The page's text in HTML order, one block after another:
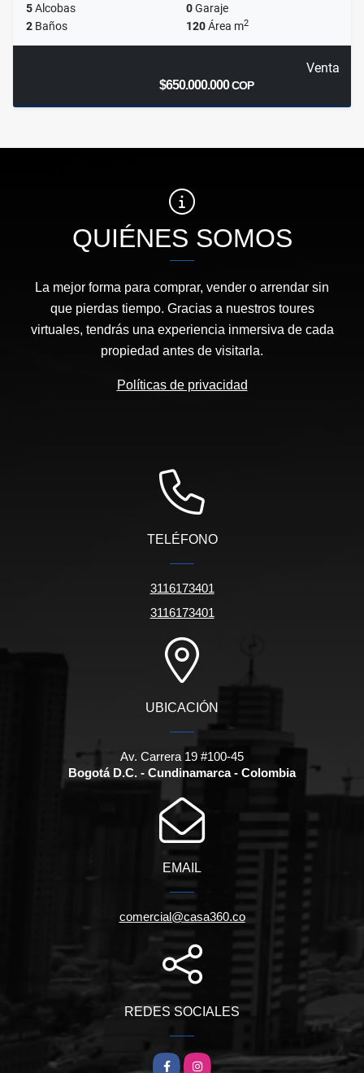
5Alcobas 0Garaje
2 Baños 120Área m2
Venta
$650.000.000COP
QUIÉNES SOMOS
La mejor forma para comprar, vender o arrendar sin
que pierdas tiempo. Gracias a nuestros toures
virtuales, tendrás una experiencia inmersiva de cada
propiedad antes de visitarla.
Políticas de privacidad
TELÉFONO
3116173401
3116173401
UBICACIÓN
Av. Carrera 19 #100-45
Bogotá D.C. - Cundinamarca - Colombia
EMAIL
comercial@casa360.co
REDES SOCIALES
FacebookInstagram